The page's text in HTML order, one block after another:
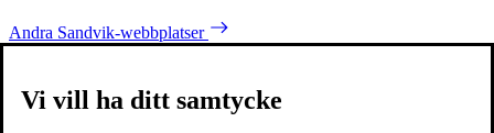
Andra Sandvik-webbplatser
Vi vill ha ditt samtycke